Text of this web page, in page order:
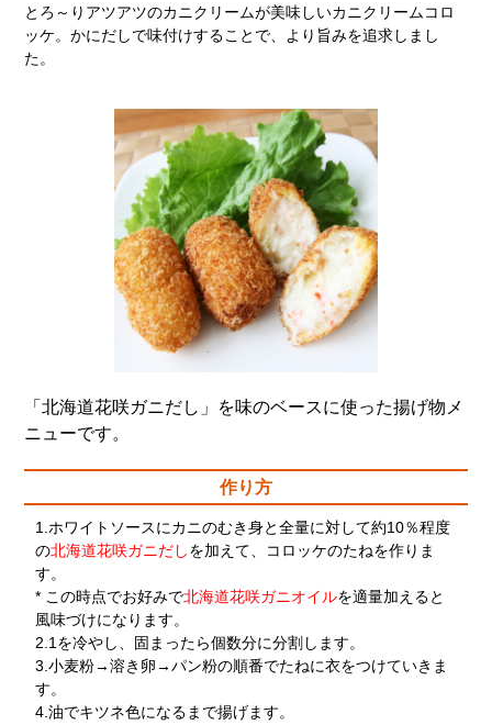
とろ～りアツアツのカニクリームが美味しいカニクリームコロ
ッケ。かにだしで味付けすることで、より旨みを追求しまし
た。
「北海道花咲ガニだし」を味のベースに使った揚げ物メ
ニューです。
作り方
1.ホワイトソースにカニのむき身と全量に対して約10％程度
の北海道花咲ガニだしを加えて、コロッケのたねを作りま
す。
* この時点でお好みで北海道花咲ガニオイルを適量加えると
風味づけになります。
2.1を冷やし、固まったら個数分に分割します。
3.小麦粉→溶き卵→パン粉の順番でたねに衣をつけていきま
す。
4.油でキツネ色になるまで揚げます。